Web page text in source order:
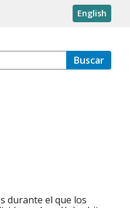
English
Buscar
durante el que los